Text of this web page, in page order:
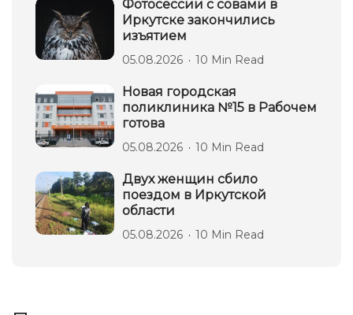
Фотосессии с совами в
Иркутске закончились
изъятием
05.08.2026 10 Min Read
Новая городская
поликлиника №15 в Рабочем
готова
05.08.2026 10 Min Read
Двух женщин сбило
поездом в Иркутской
области
05.08.2026 10 Min Read